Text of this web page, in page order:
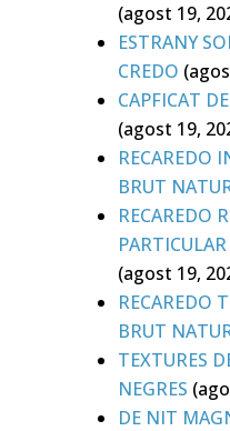
(agost 19,
ESTRANY
CREDO
CAPFICAT
(agost 19,
RECAREDO
BRUT
RECAREDO
(agost 19,
RECAREDO
BRUT
TEXTURES
NEGRES
DE NIT